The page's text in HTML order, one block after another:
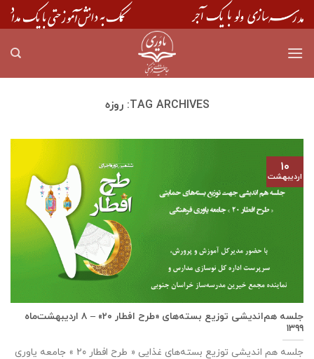
Skip
to
TAG ARCHIVES: روزه
جلسه هم‌اندیشی توزیع بسته‌های «طرح افطار ۲۰» – ۸ اردیبهشت‌ماه
۱۳۹۹
جلسه هم اندیشی توزیع بسته‌های غذایی « طرح افطار ۲۰ » جامعه یاوری
۱۰
اردیبهشت